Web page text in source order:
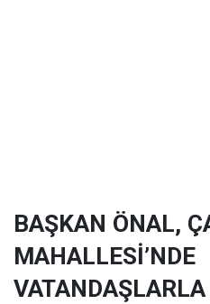
BAŞKAN ÖNAL,
MAHALLESİ’NDE